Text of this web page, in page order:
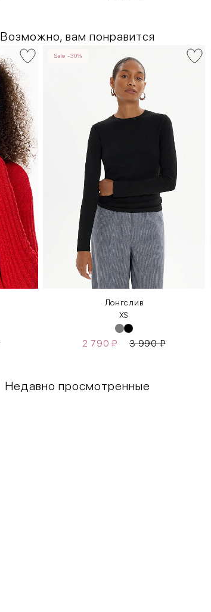
Возможно, вам понравится
Sale -30%
Лонгслив
XS
2 790₽ 3 990₽
Недавно просмотренные